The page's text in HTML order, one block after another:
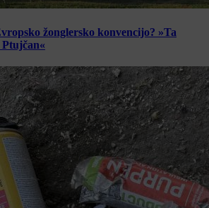
žonglersko konvencijo? »Ta